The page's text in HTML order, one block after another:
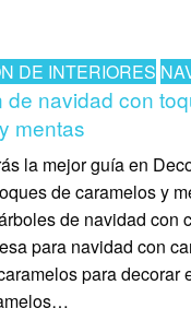
DE INTERIORES
de navidad con
mentas
la mejor guía en
de caramelos y
de navidad con
para navidad con
para decorar